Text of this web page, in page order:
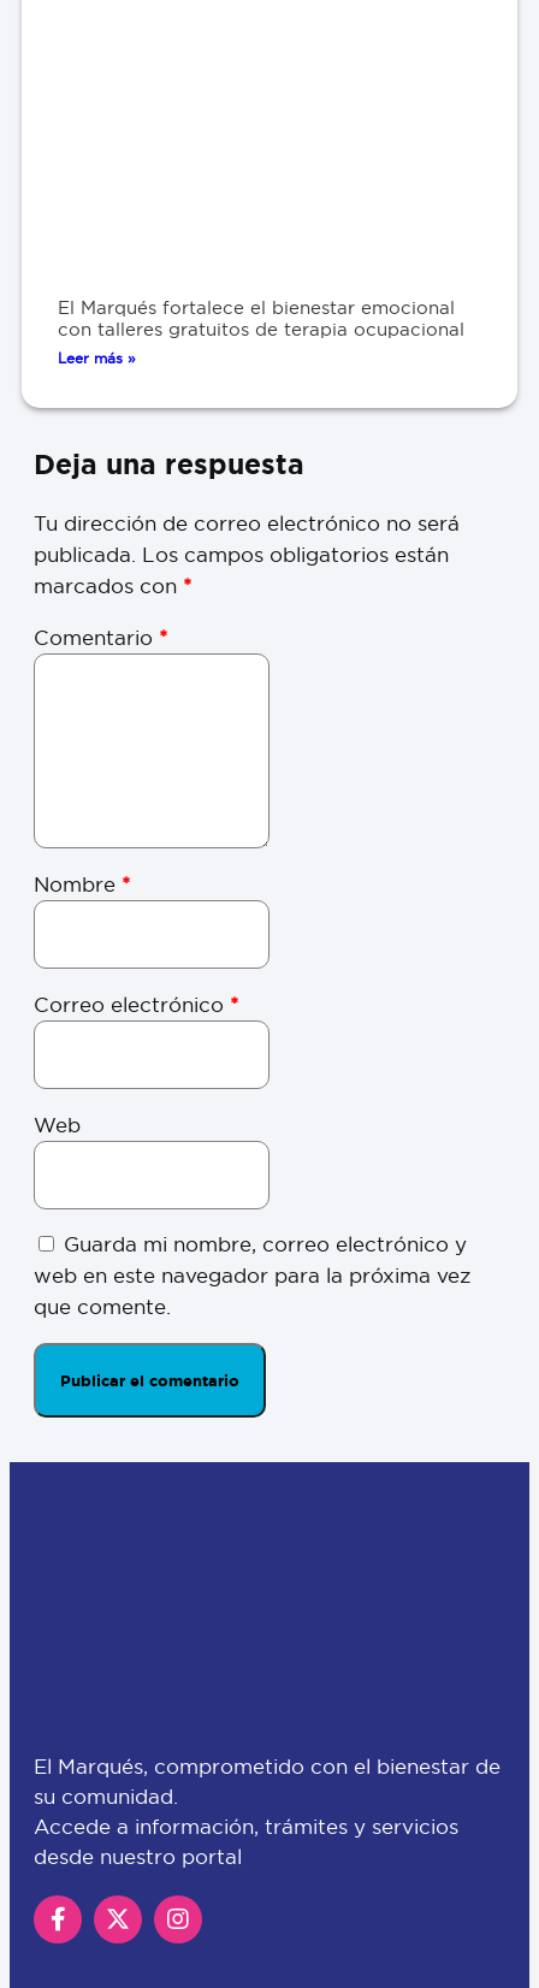
El Marqués fortalece el bienestar emocional
con talleres gratuitos de terapia ocupacional
Leer más »
Deja una respuesta
Tu dirección de correo electrónico no será
publicada. Los campos obligatorios están
marcados con *
Comentario *
Nombre *
Correo electrónico *
Web
Guarda mi nombre, correo electrónico y
web en este navegador para la próxima vez
que comente.
El Marqués, comprometido con el bienestar de
su comunidad.
Accede a información, trámites y servicios
desde nuestro portal